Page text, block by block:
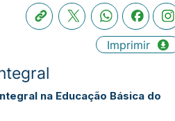
Imprimir
na Educação Básica do